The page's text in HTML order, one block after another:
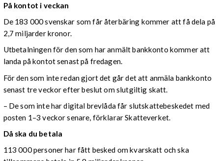
På kontot i veckan
De 183 000 svenskar som får återbäring kommer att få dela på
2,7 miljarder kronor.
Utbetalningen för den som har anmält bankkonto kommer att
landa på kontot senast på fredagen.
För den som inte redan gjort det går det att anmäla bankkonto
senast tre veckor efter beslut om slutgiltig skatt.
– De som inte har digital brevlåda får slutskattebeskedet med
posten 1–3 veckor senare, förklarar Skatteverket.
Då ska du betala
113 000 personer har fått besked om kvarskatt och ska